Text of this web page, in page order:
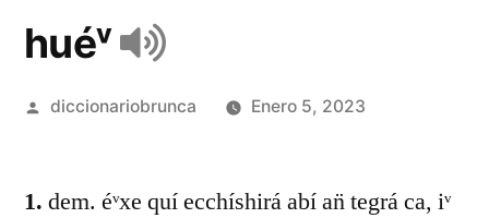
huéᵛ
diccionariobrunca Enero 5, 2023
1. dem. éᵛxe quí ecchíshirá abí an̈ tegrá ca, iᵛ